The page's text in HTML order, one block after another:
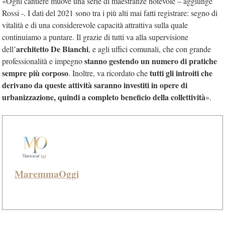
Rossi -. I dati del 2021 sono tra i più alti mai fatti registrare: segno di
vitalità e di una considerevole capacità attrattiva sulla quale
continuiamo a puntare. Il grazie di tutti va alla supervisione
dell’architetto De Bianchi, e agli uffici comunali, che con grande
professionalità e impegnostanno gestendo un numero di pratiche
sempre più corposo. Inoltre, va ricordato chetutti gli introiti che
derivano da queste attività saranno investiti in opere di
urbanizzazione, quindi a completo beneficio della collettività».
MaremmaOggi